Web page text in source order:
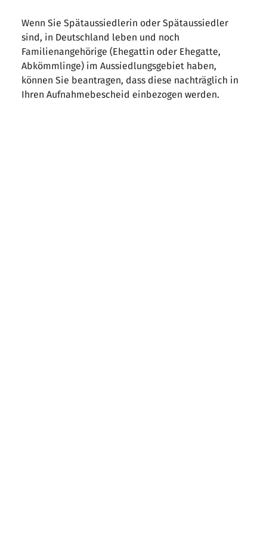
Wenn Sie Spätaussiedlerin oder Spätaussiedler
sind, in Deutschland leben und noch
Familienangehörige (Ehegattin oder Ehegatte,
Abkömmlinge) im Aussiedlungsgebiet haben,
können Sie beantragen, dass diese nachträglich in
Ihren Aufnahmebescheid einbezogen werden.